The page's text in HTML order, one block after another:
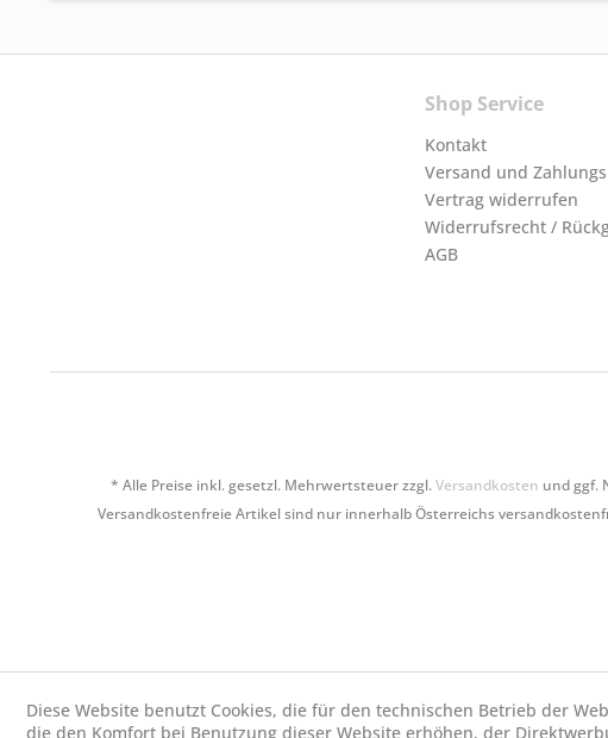
Shop Service
Kontakt
Versand und
Vertrag widerrufen
Widerrufsrecht /
AGB
* Alle Preise inkl. gesetzl. Mehrwertsteuer zzgl.Versandkosten und ggf.
Versandkostenfreie Artikel sind nur innerhalb Österreichs
Diese Website benutzt Cookies, die für den technischen Betrieb der
die den Komfort bei Benutzung dieser Website erhöhen, der